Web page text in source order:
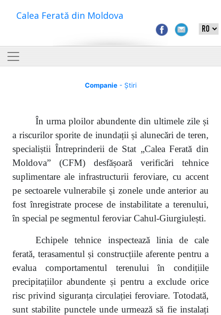
Calea Ferată din Moldova
Companie- Știri
În urma ploilor abundente din ultimele zile și
a riscurilor sporite de inundații și alunecări de teren,
specialiștii Întreprinderii de Stat „Calea Ferată din
Moldova” (CFM) desfășoară verificări tehnice
suplimentare ale infrastructurii feroviare, cu accent
pe sectoarele vulnerabile și zonele unde anterior au
fost înregistrate procese de instabilitate a terenului,
în special pe segmentul feroviar Cahul-Giurgiulești.
Echipele tehnice inspectează linia de cale
ferată, terasamentul și construcțiile aferente pentru a
evalua comportamentul terenului în condițiile
precipitațiilor abundente și pentru a exclude orice
risc privind siguranța circulației feroviare. Totodată,
sunt stabilite punctele unde urmează să fie instalați